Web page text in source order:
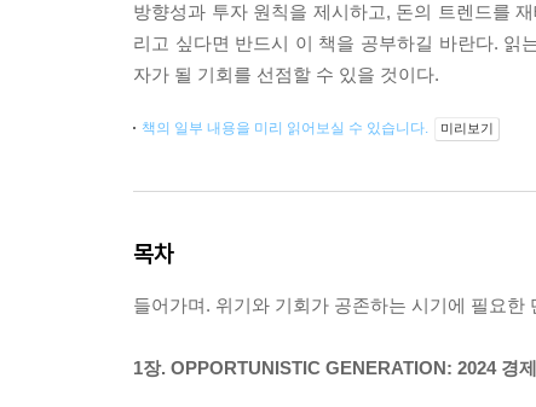
방향성과 투자 원칙을 제시하고, 돈의 트렌드를
리고 싶다면 반드시 이 책을 공부하길 바란다. 읽
자가 될 기회를 선점할 수 있을 것이다.
책의 일부 내용을 미리 읽어보실 수 있습니다. 미리보기
목차
들어가며. 위기와 기회가 공존하는 시기에 필요한
1장. OPPORTUNISTIC GENERATION: 2024 경